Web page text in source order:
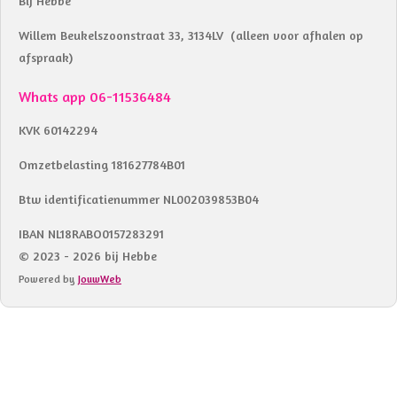
Willem Beukelszoonstraat 33, 3134LV (alleen voor afhalen op
afspraak)
Whats app 06-11536484
KVK 60142294
Omzetbelasting 181627784B01
Btw identificatienummer NL002039853B04
IBAN NL18RABO0157283291
© 2023 - 2026 bij Hebbe
Powered by JouwWeb